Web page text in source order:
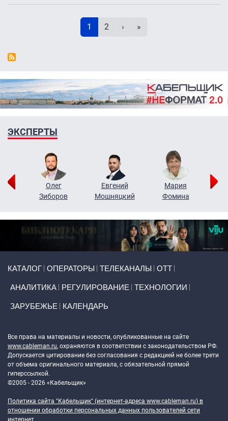
Текущая страница
1 Page
2 Следующая страница
› Последняя страница
»
ЭКСПЕРТЫ
Олег
Зиборов
Евгений
Мошняцкий
Мария
Фомина
КАТАЛОГ ОПЕРАТОРЫ ТЕЛЕКАНАЛЫ ОТТ
АНАЛИТИКА РЕГУЛИРОВАНИЕ ТЕХНОЛОГИИ
ЗАРУБЕЖЬЕ КАЛЕНДАРЬ
Все права на материалы и новости, опубликованные на сайте
www.cableman.ru, охраняются в соответствии с законодательством РФ.
Допускается цитирование без согласования с редакцией не более трети
от объема оригинального материала, с обязательной прямой
гиперссылкой.
©2005 - 2026 «Кабельщик»
Политика сайта "Кабельщик" (интернет-адреса www.cableman.ru) в
отношении обработки персональных данных пользователей сети
интернет